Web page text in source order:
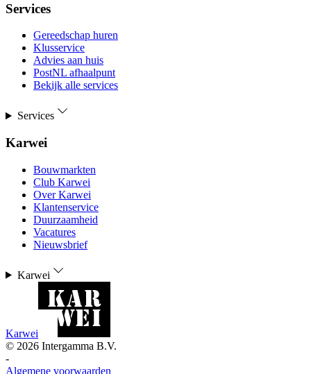
Services
Gereedschap huren
Klusservice
Advies aan huis
PostNL afhaalpunt
Bekijk alle services
Services
Karwei
Bouwmarkten
Club Karwei
Over Karwei
Klantenservice
Duurzaamheid
Vacatures
Nieuwsbrief
Karwei
Karwei
© 2026 Intergamma B.V.
-
Algemene voorwaarden